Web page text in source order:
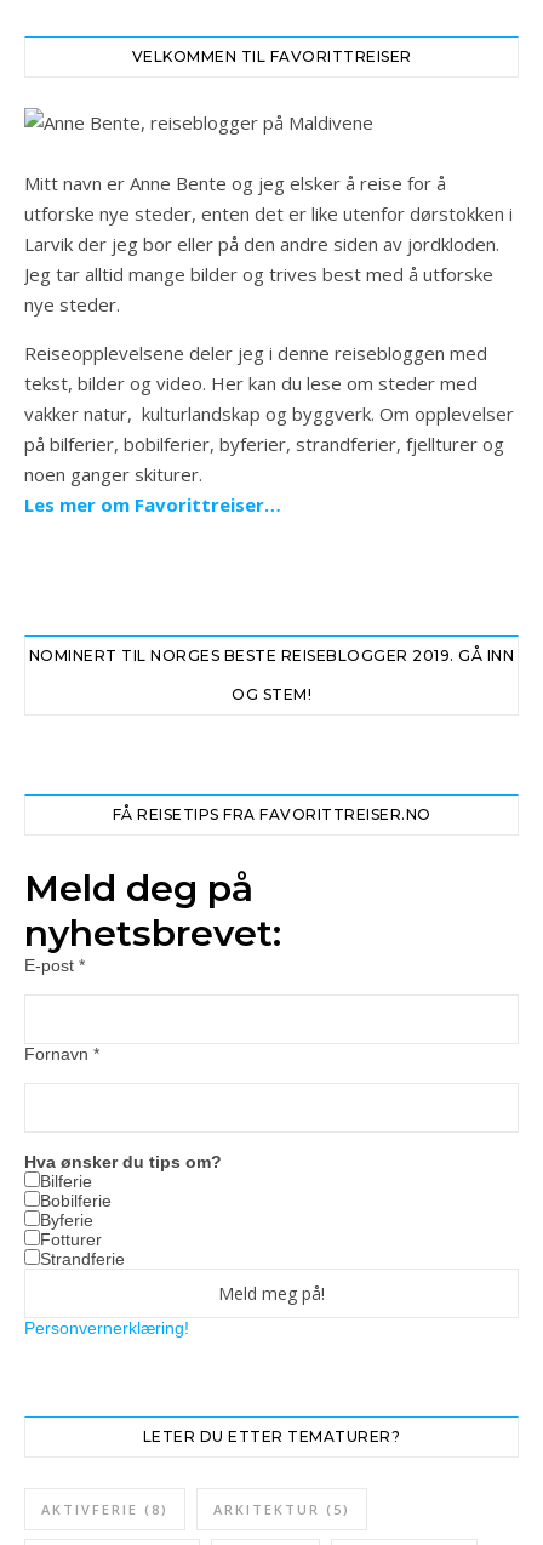
VELKOMMEN TIL FAVORITTREISER
Mitt navn er Anne Bente og jeg elsker å reise for å
utforske nye steder, enten det er like utenfor dørstokken i
Larvik der jeg bor eller på den andre siden av jordkloden.
Jeg tar alltid mange bilder og trives best med å utforske
nye steder.
Reiseopplevelsene deler jeg i denne reisebloggen med
tekst, bilder og video. Her kan du lese om steder med
vakker natur, kulturlandskap og byggverk. Om opplevelser
på bilferier, bobilferier, byferier, strandferier, fjellturer og
noen ganger skiturer.
Les mer om Favorittreiser…
NOMINERT TIL NORGES BESTE REISEBLOGGER 2019. GÅ INN
OG STEM!
FÅ REISETIPS FRA FAVORITTREISER.NO
Meld deg på
nyhetsbrevet:
E-post *
Fornavn *
Hva ønsker du tips om?
Bilferie
Bobilferie
Byferie
Fotturer
Strandferie
Personvernerklæring!
LETER DU ETTER TEMATURER?
AKTIVFERIE (8) ARKITEKTUR (5)